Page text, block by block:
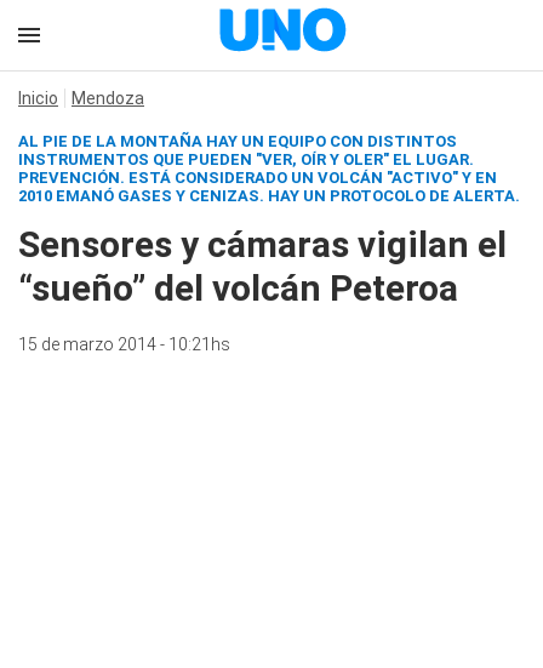
Inicio Mendoza
AL PIE DE LA MONTAÑA HAY UN EQUIPO CON DISTINTOS
INSTRUMENTOS QUE PUEDEN "VER, OÍR Y OLER" EL LUGAR.
PREVENCIÓN. ESTÁ CONSIDERADO UN VOLCÁN "ACTIVO" Y EN
2010 EMANÓ GASES Y CENIZAS. HAY UN PROTOCOLO DE ALERTA.
Sensores y cámaras vigilan el
“sueño” del volcán Peteroa
15 de marzo 2014 - 10:21hs